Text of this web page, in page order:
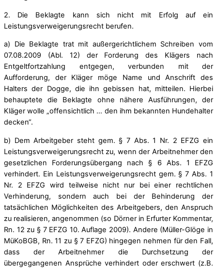
2. Die Beklagte kann sich nicht mit Erfolg auf ein
Leistungsverweigerungsrecht berufen.
a) Die Beklagte trat mit außergerichtlichem Schreiben vom
07.08.2009 (Abl. 12) der Forderung des Klägers nach
Entgeltfortzahlung entgegen, verbunden mit der
Aufforderung, der Kläger möge Name und Anschrift des
Halters der Dogge, die ihn gebissen hat, mitteilen. Hierbei
behauptete die Beklagte ohne nähere Ausführungen, der
Kläger wolle „offensichtlich … den ihm bekannten Hundehalter
decken“.
b) Dem Arbeitgeber steht gem. § 7 Abs. 1 Nr. 2 EFZG ein
Leistungsverweigerungsrecht zu, wenn der Arbeitnehmer den
gesetzlichen Forderungsübergang nach § 6 Abs. 1 EFZG
verhindert. Ein Leistungsverweigerungsrecht gem. § 7 Abs. 1
Nr. 2 EFZG wird teilweise nicht nur bei einer rechtlichen
Verhinderung, sondern auch bei der Behinderung der
tatsächlichen Möglichkeiten des Arbeitgebers, den Anspruch
zu realisieren, angenommen (so Dörner in Erfurter Kommentar,
Rn. 12 zu § 7 EFZG 10. Auflage 2009). Andere (Müller-Glöge in
MüKoBGB, Rn. 11 zu § 7 EFZG) hingegen nehmen für den Fall,
dass der Arbeitnehmer die Durchsetzung der
übergegangenen Ansprüche verhindert oder erschwert (z.B.